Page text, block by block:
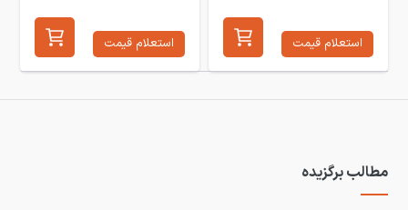
استعلام قیمت استعلام قیمت
مطالب برگزیده